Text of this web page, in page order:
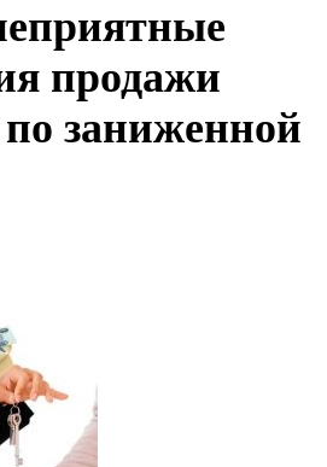
продажи
заниженной